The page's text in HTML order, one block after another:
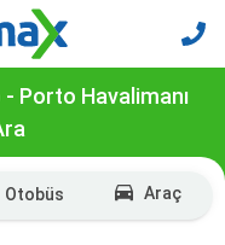
Porto Havalimanı
Otobüs Araç